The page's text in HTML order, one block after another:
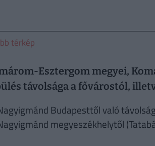
térkép
Esztergom megyei,
távolsága a fővárostól,
Budapesttől való
megyeszékhelytől